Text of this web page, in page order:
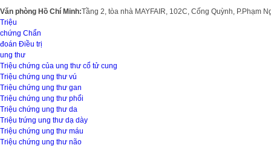
Văn phòng Hồ Chí Minh:Tầng 2, tòa nhà MAYFAIR, 102C, Cống Quỳnh, P.Phạm
Triệu
chứng Chẩn
đoán Điều trị
ung thư
Triệu chứng của ung thư cổ tử cung
Triệu chứng ung thư vú
Triệu chứng ung thư gan
Triệu chứng ung thư phổi
Triệu chứng ung thư da
Triệu trứng ung thư dạ dày
Triệu chứng ung thư máu
Triệu chứng ung thư não